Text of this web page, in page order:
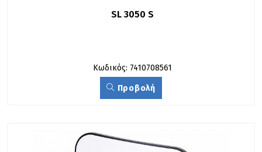
SL 3050 S
Κωδικός: 7410708561
Προβολή